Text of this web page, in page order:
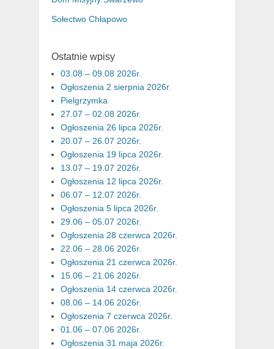
Sołectwo Chłapowo
Ostatnie wpisy
03.08 – 09.08 2026r.
Ogłoszenia 2 sierpnia 2026r.
Pielgrzymka
27.07 – 02.08 2026r.
Ogłoszenia 26 lipca 2026r.
20.07 – 26.07 2026r.
Ogłoszenia 19 lipca 2026r.
13.07 – 19.07 2026r.
Ogłoszenia 12 lipca 2026r.
06.07 – 12.07 2026r.
Ogłoszenia 5 lipca 2026r.
29.06 – 05.07 2026r.
Ogłoszenia 28 czerwca 2026r.
22.06 – 28.06 2026r.
Ogłoszenia 21 czerwca 2026r.
15.06 – 21.06 2026r.
Ogłoszenia 14 czerwca 2026r.
08.06 – 14.06 2026r.
Ogłoszenia 7 czerwca 2026r.
01.06 – 07.06 2026r.
Ogłoszenia 31 maja 2026r.